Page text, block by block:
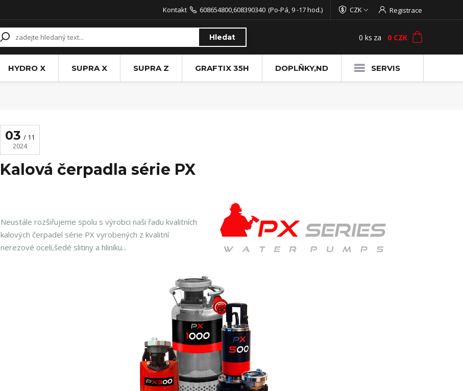
CZK Registrace
Hledat
Kontakt 608654800,608390340 (Po-Pá, 9 -17 hod.)
0 ks za 0 CZK
HYDRO X SUPRA X SUPRA Z GRAFTIX 35H DOPLŇKY,ND SERVIS
03
11
2024
Kalová čerpadla série PX
Neustále rozšiřujeme spolu s výrobci naši řadu kvalitních
kalových čerpadel série PX vyrobených z kvalitní
nerezové oceli,šedé slitiny a hliníku...